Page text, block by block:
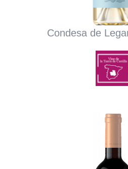
Condesa de